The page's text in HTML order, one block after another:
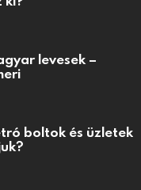
levesek –
boltok és üzletek